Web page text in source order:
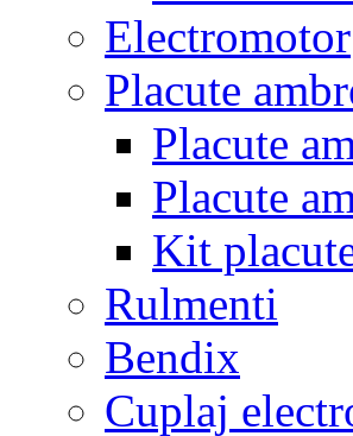
Electromotor
Placute
Placute
Placute
Kit
Rulmenti
Bendix
Cuplaj